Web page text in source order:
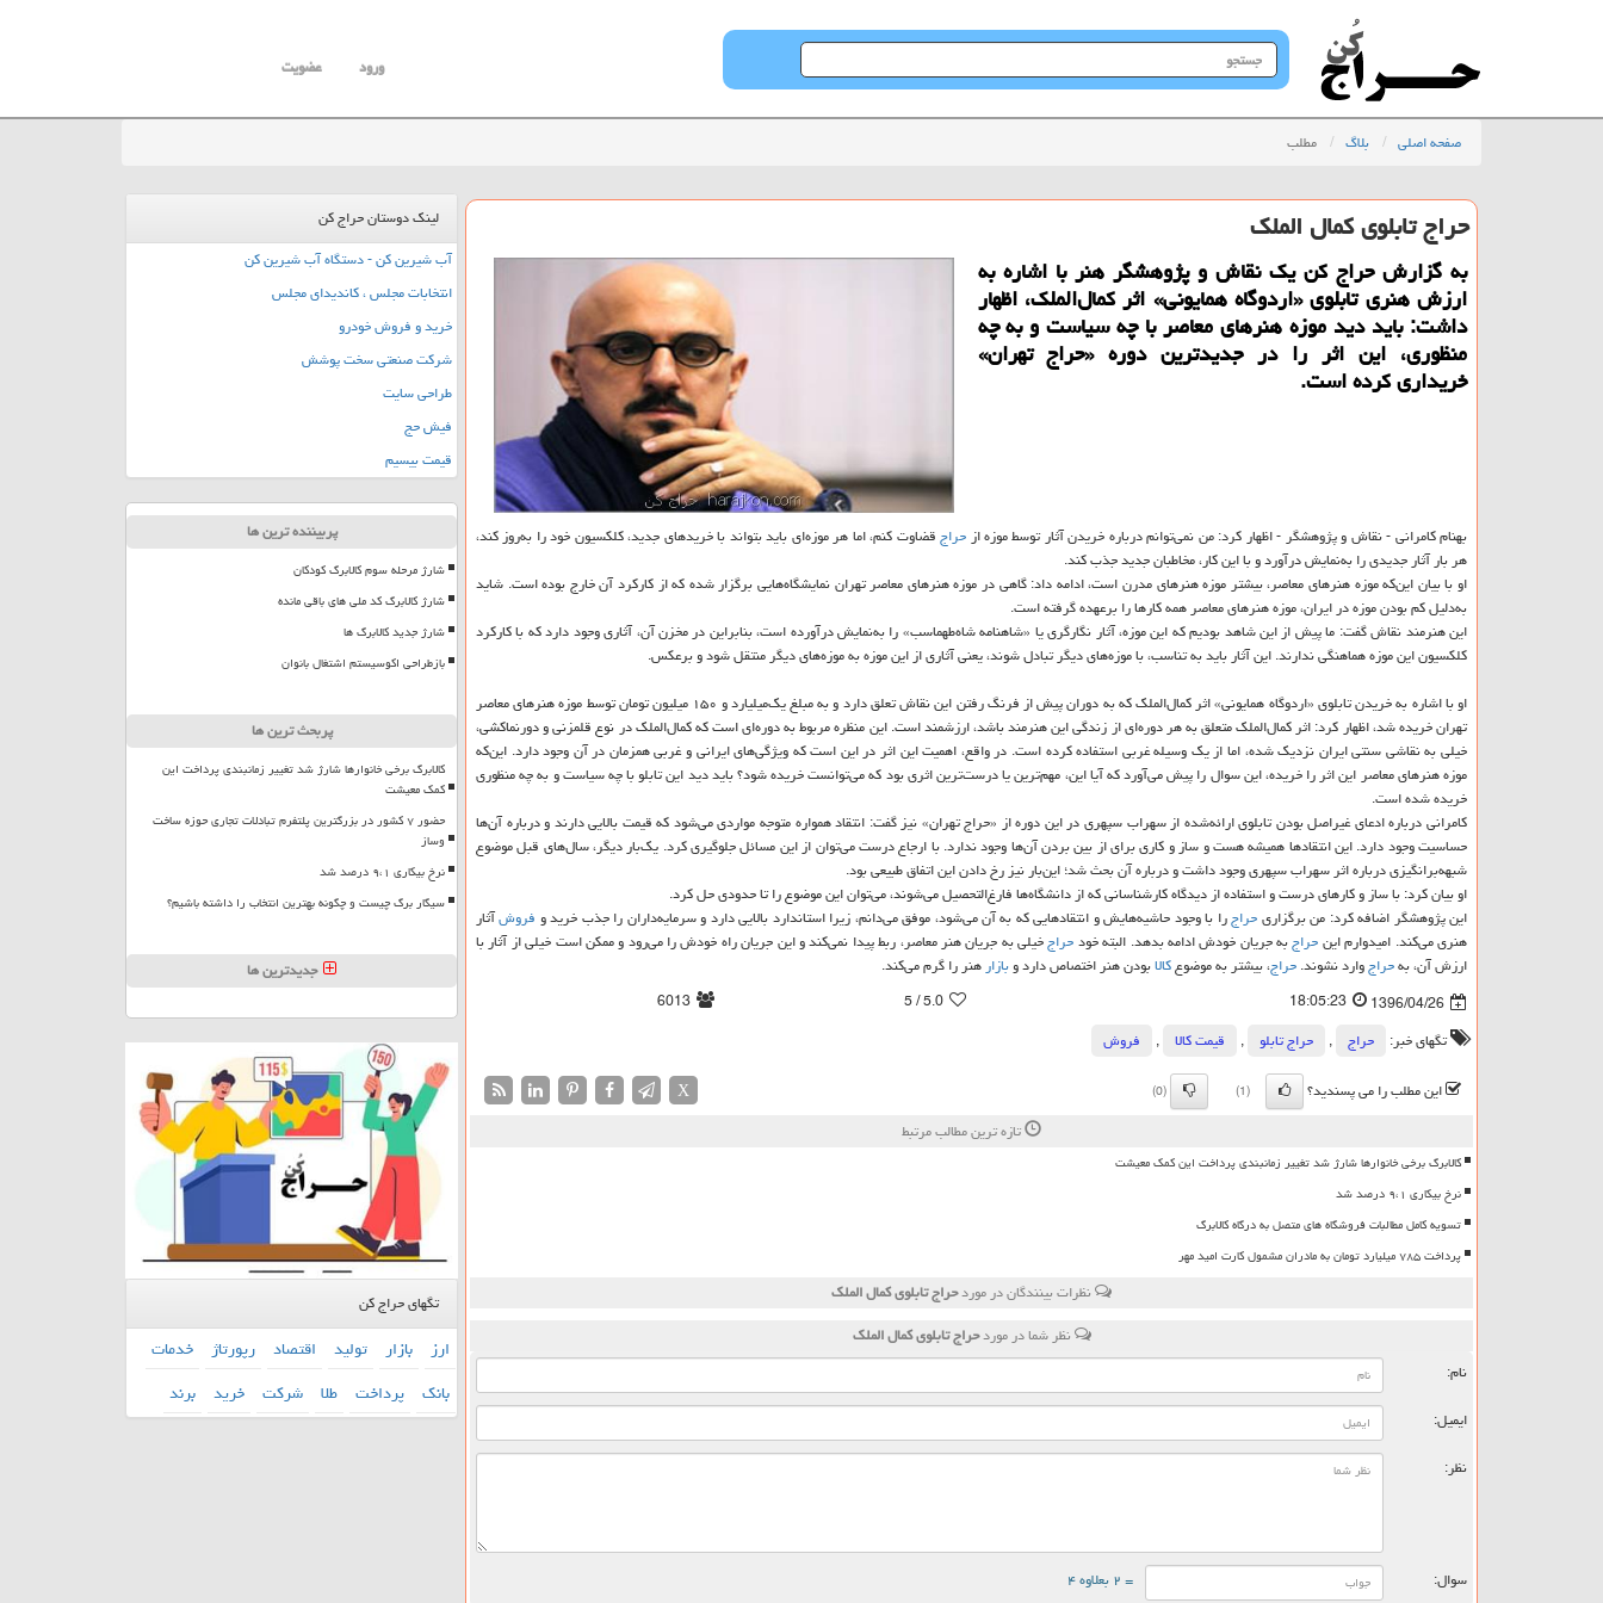
جستجو
در
ورود عضویت
صفحه اصلی بلاگ مطلب
حراج تابلوی كمال الملك
به گزارش حراج كن یك نقاش و پژوهشگر هنر با اشاره به
ارزش هنری تابلوی «اردوگاه همایونی» اثر كمال‌الملك، اظهار
داشت: باید دید موزه هنرهای معاصر با چه سیاست و به چه
منظوری، این اثر را در جدیدترین دوره «حراج تهران»
خریداری كرده است.
بهنام كامرانی - نقاش و پژوهشگر - اظهار كرد: من نمی‌توانم درباره خریدن آثار توسط موزه ازحراجقضاوت كنم، اما هر موزه‌ای باید بتواند با خریدهای جدید، كلكسیون خود را به‌روز كند،
هر بار آثار جدیدی را به‌نمایش درآورد و با این كار، مخاطبان جدید جذب كند.
او با بیان این‌كه موزه هنرهای معاصر، بیشتر موزه هنرهای مدرن است، ادامه داد: گاهی در موزه هنرهای معاصر تهران نمایشگاه‌هایی برگزار شده كه از كاركرد آن خارج بوده است. شاید
به‌دلیل كم بودن موزه در ایران، موزه هنرهای معاصر همه كارها را برعهده گرفته است.
این هنرمند نقاش گفت: ما پیش از این شاهد بودیم كه این موزه، آثار نگارگری یا «شاهنامه شاه‌طهماسب» را به‌نمایش درآورده است، بنابراین در مخزن آن، آثاری وجود دارد كه با كاركرد
كلكسیون این موزه هماهنگی ندارند. این آثار باید به تناسب، با موزه‌های دیگر تبادل شوند، یعنی آثاری از این موزه به موزه‌های دیگر منتقل شود و برعكس.
او با اشاره به خریدن تابلوی «اردوگاه همایونی» اثر كمال‌الملك كه به دوران پیش از فرنگ رفتن این نقاش تعلق دارد و به مبلغ یك‌میلیارد و ۱۵۰ میلیون تومان توسط موزه هنرهای معاصر
تهران خریده شد، اظهار كرد: اثر كمال‌الملك متعلق به هر دوره‌ای از زندگی این هنرمند باشد، ارزشمند است. این منظره مربوط به دوره‌ای است كه كمال‌الملك در نوع قلمزنی و دورنماكشی،
خیلی به نقاشی سنتی ایران نزدیك شده، اما از یك وسیله غربی استفاده كرده است. در واقع، اهمیت این اثر در این است كه ویژگی‌های ایرانی و غربی همزمان در آن وجود دارد. این‌كه
موزه هنرهای معاصر این اثر را خریده، این سوال را پیش می‌آورد كه آیا این، مهم‌ترین یا درست‌ترین اثری بود كه می‌توانست خریده شود؟ باید دید این تابلو با چه سیاست و به چه منظوری
خریده شده است.
كامرانی درباره ادعای غیراصل بودن تابلوی ارائه‌شده از سهراب سپهری در این دوره از «حراج تهران» نیز گفت: انتقاد همواره متوجه مواردی می‌شود كه قیمت بالایی دارند و درباره آن‌ها
حساسیت وجود دارد. این انتقادها همیشه هست و ساز و كاری برای از بین بردن آن‌ها وجود ندارد. با ارجاع درست می‌توان از این مسائل جلوگیری كرد. یك‌بار دیگر، سال‌های قبل موضوع
شبهه‌برانگیزی درباره اثر سهراب سپهری وجود داشت و درباره آن بحث شد؛ این‌بار نیز رخ دادن این اتفاق طبیعی بود.
او بیان كرد: با ساز و كارهای درست و استفاده از دیدگاه كارشناسانی كه از دانشگاه‌ها فارغ‌التحصیل می‌شوند، می‌توان این موضوع را تا حدودی حل كرد.
این پژوهشگر اضافه كرد: من برگزاریحراجرا با وجود حاشیه‌هایش و انتقادهایی كه به آن می‌شود، موفق می‌دانم، زیرا استاندارد بالایی دارد و سرمایه‌داران را جذب خرید و فروشآثار
هنری می‌كند. امیدوارم اینحراجبه جریان خودش ادامه بدهد. البته خودحراجخیلی به جریان هنر معاصر، ربط پیدا نمی‌كند و این جریان راه خودش را می‌رود و ممكن است خیلی از آثار با
ارزش آن، بهحراجوارد نشوند.حراج، بیشتر به موضوعكالابودن هنر اختصاص دارد وبازارهنر را گرم می‌كند.
1396/04/26
18:05:23
5.0
/ 5
6013
تگهای خبر:
حراج , حراج تابلو , قیمت كالا ,
فروش
این مطلب را می پسندید؟
(1)
(0)
X
تازه ترین مطالب مرتبط
کالابرگ برخی خانوارها شارژ شد تغییر زمانبندی پرداخت این کمک معیشت
نرخ بیکاری ۹،۱ درصد شد
تسویه کامل مطالبات فروشگاه های متصل به درگاه کالابرگ
پرداخت ۷۸۵ میلیارد تومان به مادران مشمول کارت امید مهر
نظرات بینندگان در موردحراج تابلوی كمال الملك
نظر شما در موردحراج تابلوی كمال الملك
نام:
ایمیل:
نظر:
سوال: = ۲ بعلاوه ۴
لینک دوستان حراج کن
آب شیرین کن - دستگاه آب شیرین کن
انتخابات مجلس ، کاندیدای مجلس
خرید و فروش خودرو
شرکت صنعتی سخت پوشش
طراحی سایت
فیش حج
قیمت بیسیم
پربیننده ترین ها
شارژ مرحله سوم کالابرگ کودکان
شارژ کالابرگ کد ملی های باقی مانده
شارژ جدید کالابرگ ها
بازطراحی اکوسیستم اشتغال بانوان
پربحث ترین ها
کالابرگ برخی خانوارها شارژ شد تغییر زمانبندی پرداخت این
کمک معیشت
حضور ۷ کشور در بزرگترین پلتفرم تبادلات تجاری حوزه ساخت
وساز
نرخ بیکاری ۹،۱ درصد شد
سیگار برگ چیست و چگونه بهترین انتخاب را داشته باشیم؟
جدیدترین ها
تگهای حراج کن
ارز بازار تولید اقتصاد رپورتاژ خدمات
بانك پرداخت طلا شركت خرید برند